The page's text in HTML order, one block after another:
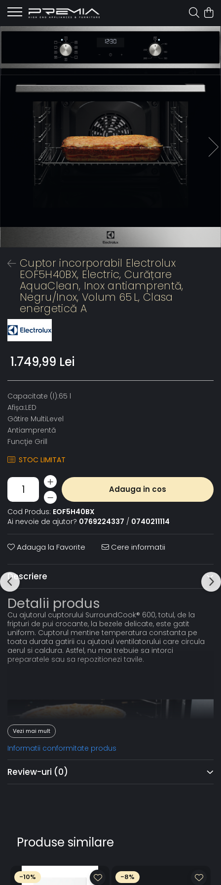
Cuptor incorporabil Electrolux
EOF5H40BX, Electric, Curățare
AquaClean, Inox antiamprentă,
Negru/Inox, Volum 65 L, Clasa
energetică A
1.749,99 Lei
Capacitate (l):65 l
Afișa:LED
Gătire MultiLevel
Antiamprentă
Funcţie Grill
STOC LIMITAT
Adauga in cos
Cod Produs: EOF5H40BX
Ai nevoie de ajutor? 0769224337 / 0740211114
Adauga la Favorite Cere informatii
Descriere
Detalii produs
Cu ajutorul cuptorului SurroundCook® 600, totul, de la
fripturi de pui crocante, la bezele delicate, este gatit
uniform. Cuptorul mentine temperatura constanta pe
toata durata gatirii cu ajutorul ventilatorului care circula
aerul si caldura. Astfel, nu mai trebuie sa intorci
preparatele sau sa repozitionezi tavile.
Vezi mai mult
Informatii conformitate produs
Review-uri (0)
Produse similare
-10% -8%